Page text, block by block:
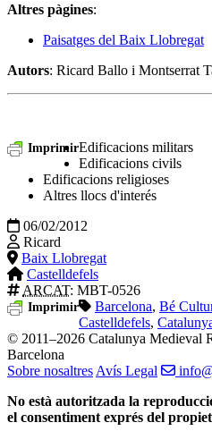
Altres pàgines:
Paisatges del Baix Llobregat
Autors: Ricard Ballo i Montserrat
ImprimirEdificacions militars
Edificacions civils
Edificacions religioses
Altres llocs d'interés
06/02/2012
Ricard
Baix Llobregat
Castelldefels
ARCAT: MBT-0526
Imprimir Barcelona, Bé
Castelldefels,
© 2011–2026 Catalunya Medieval
Barcelona
Sobre nosaltres Avís Legal
No està autoritzada la
el consentiment exprés del